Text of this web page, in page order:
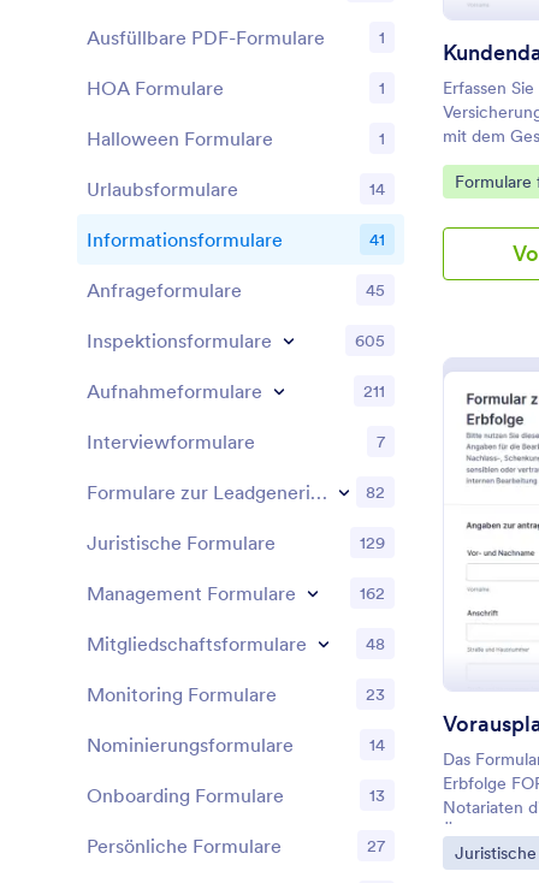
Erfassen
mit dem
die
Go to
Formulare
Das
Erbfolge
Notariaten
Übergabe-
inklusive
Go to
Ausfüllbare PDF-Formulare 1
HOA Formulare 1
Halloween Formulare 1
Urlaubsformulare 14
Informationsformulare 41
Anfrageformulare 45
Inspektionsformulare 605
Aufnahmeformulare 211
Interviewformulare 7
Formulare zur Leadgenerierung 82
Juristische Formulare 129
Management Formulare 162
Mitgliedschaftsformulare 48
Monitoring Formulare 23
Nominierungsformulare 14
Onboarding Formulare 13
Persönliche Formulare 27